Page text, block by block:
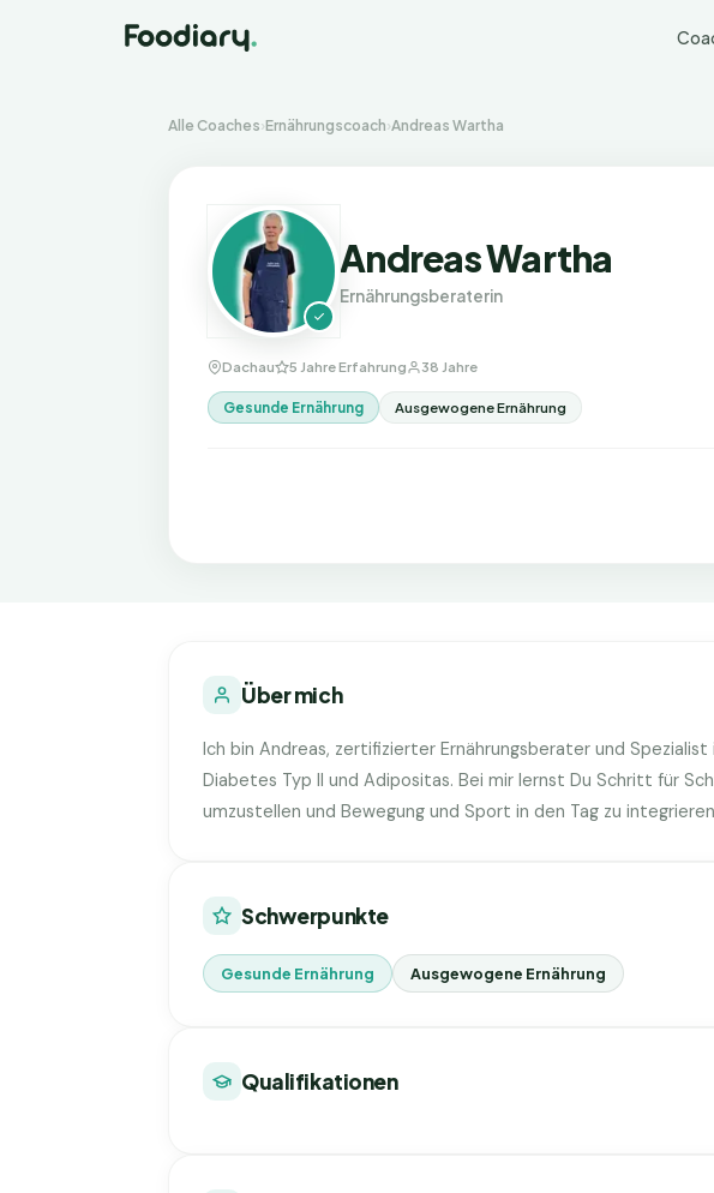
Alle Coaches›Ernährungscoach›Andreas Wartha
Andreas Wartha
Ernährungsberaterin
Dachau 5 Jahre Erfahrung 38 Jahre
Gesunde Ernährung Ausgewogene Ernährung
Über mich
Ich bin Andreas, zertifizierter Ernährungsberater und Spezialist
Diabetes Typ II und Adipositas. Bei mir lernst Du Schritt für
umzustellen und Bewegung und Sport in den Tag zu
Schwerpunkte
Gesunde Ernährung Ausgewogene Ernährung
Qualifikationen